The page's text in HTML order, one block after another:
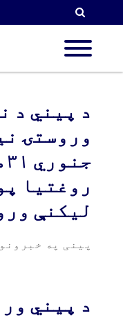
د پیني د
وروستۍ
روغتیا
لیکنې
پینی په
د پیني